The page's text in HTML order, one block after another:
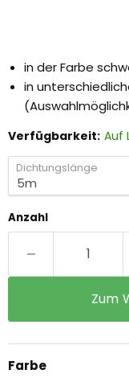
in der Farbe
in
Verfügbarkeit: Auf
Dichtungslänge
Anzahl
Zum
Farbe